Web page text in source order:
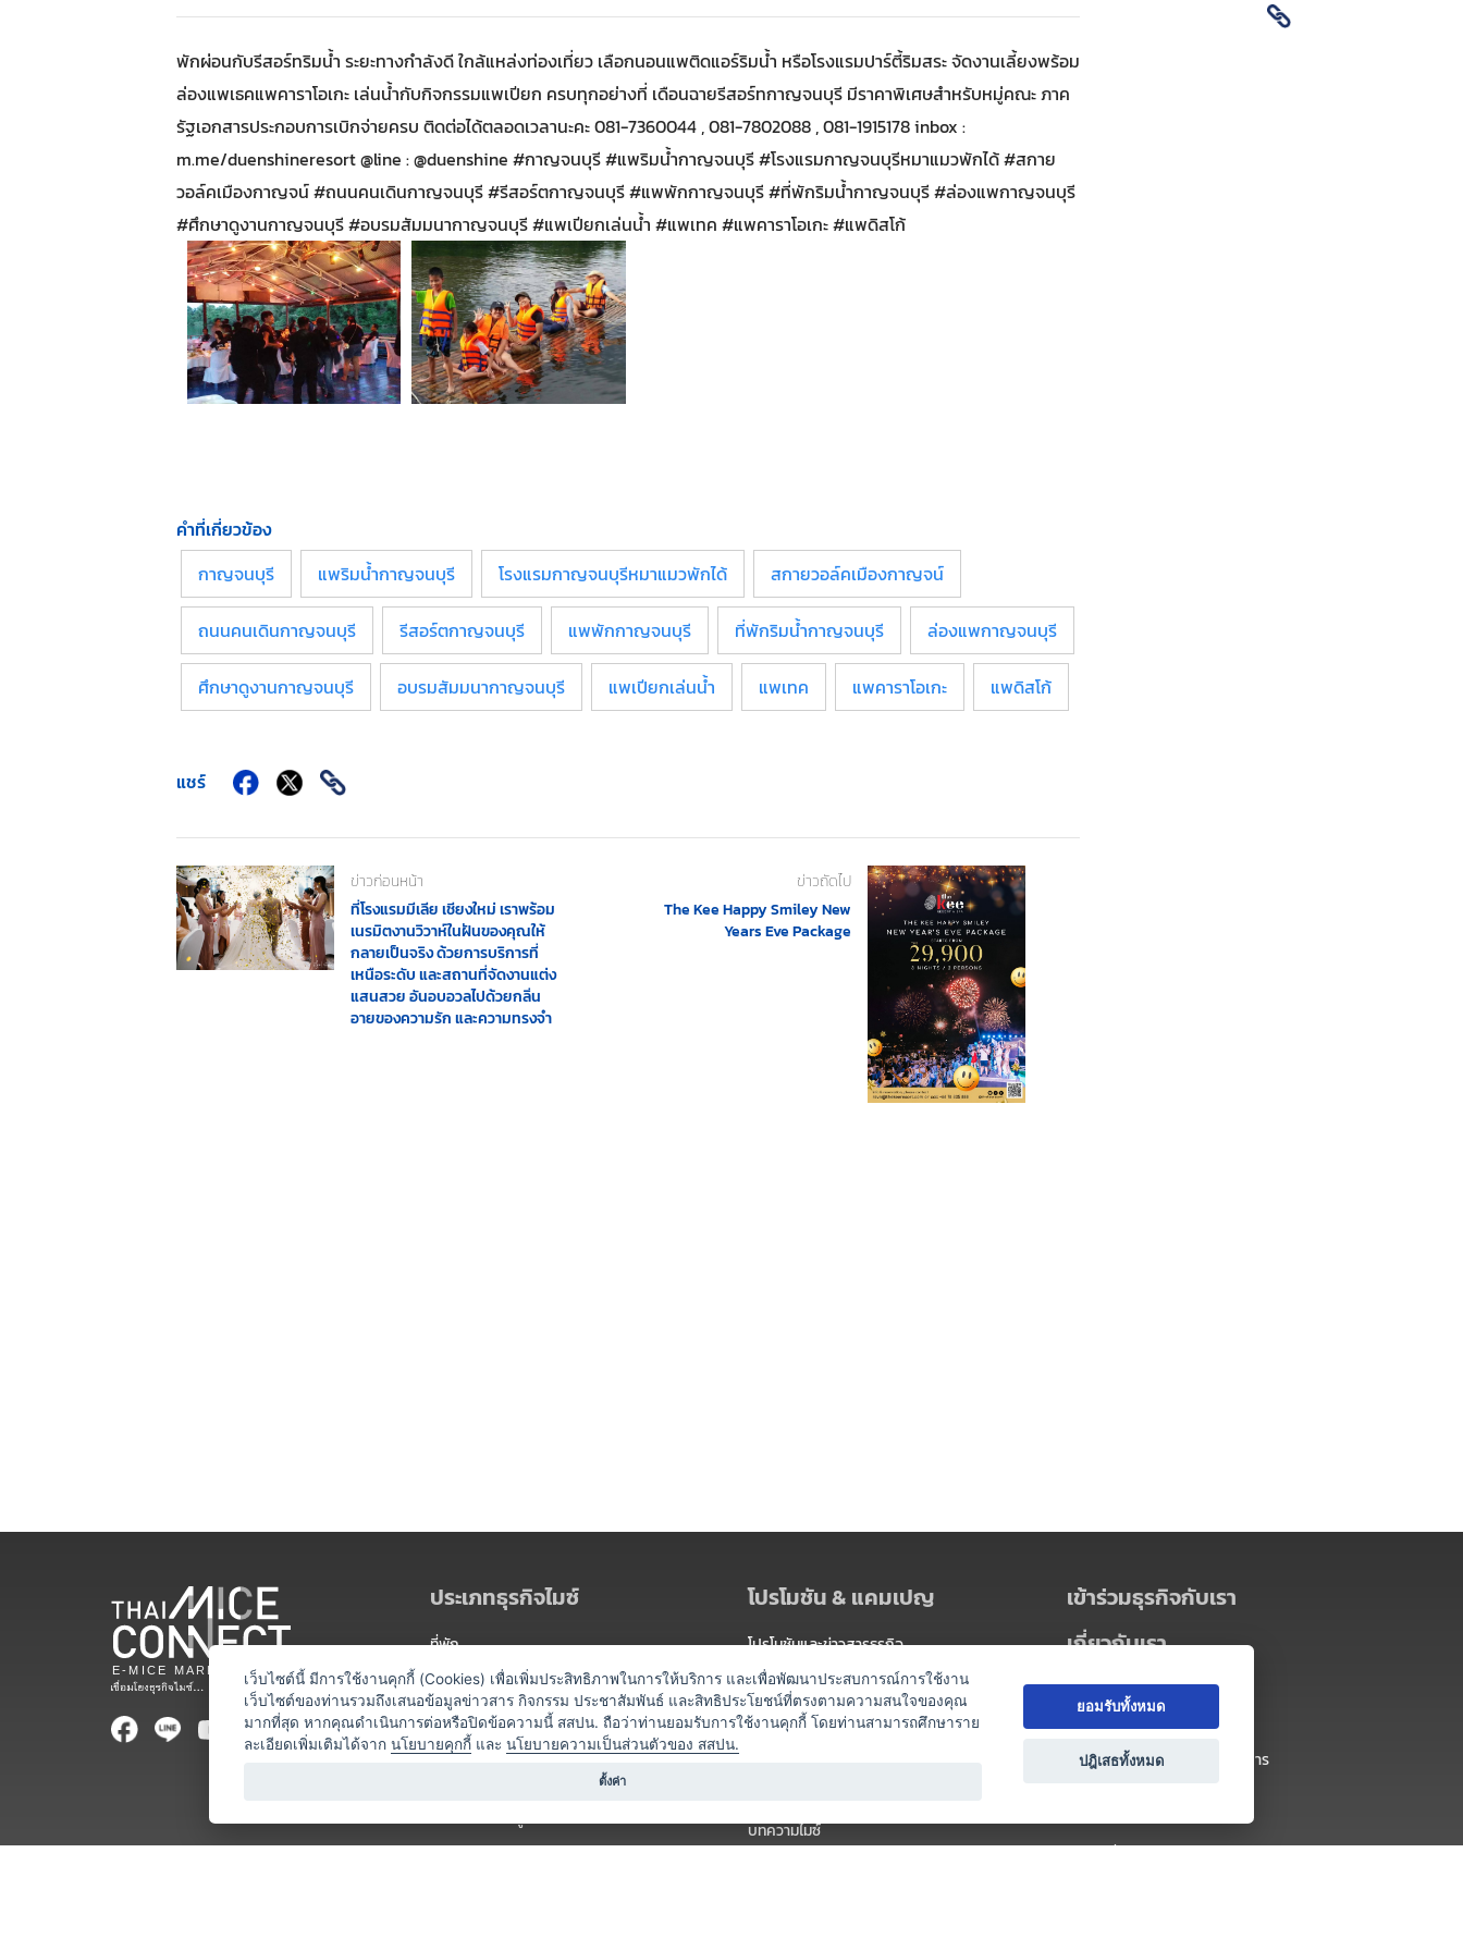
พักผ่อนกับรีสอร์ทริมน้ำ ระยะทางกำลังดี ใกล้แหล่งท่องเที่ยว เลือกนอนแพติดแอร์ริมน้ำ หรือโรงแรมปาร์ตี้ริมสระ จัดงานเลี้ยงพร้อม
ล่องแพเธคแพคาราโอเกะ เล่นน้ำกับกิจกรรมแพเปียก ครบทุกอย่างที่ เดือนฉายรีสอร์ทกาญจนบุรี มีราคาพิเศษสำหรับหมู่คณะ ภาค
รัฐเอกสารประกอบการเบิกจ่ายครบ ติดต่อได้ตลอดเวลานะคะ 081-7360044 , 081-7802088 , 081-1915178 inbox :
m.me/duenshineresort @line : @duenshine #กาญจนบุรี #แพริมน้ำกาญจนบุรี #โรงแรมกาญจนบุรีหมาแมวพักได้ #สกาย
วอล์คเมืองกาญจน์ #ถนนคนเดินกาญจนบุรี #รีสอร์ตกาญจนบุรี #แพพักกาญจนบุรี #ที่พักริมน้ำกาญจนบุรี #ล่องแพกาญจนบุรี
#ศึกษาดูงานกาญจนบุรี #อบรมสัมมนากาญจนบุรี #แพเปียกเล่นน้ำ #แพเทค #แพคาราโอเกะ #แพดิสโก้
คำที่เกี่ยวข้อง
กาญจนบุรี
แพริมน้ำกาญจนบุรี โรงแรมกาญจนบุรีหมาแมวพักได้ สกายวอล์คเมืองกาญจน์
ถนนคนเดินกาญจนบุรี รีสอร์ตกาญจนบุรี แพพักกาญจนบุรี ที่พักริมน้ำกาญจนบุรี ล่องแพกาญจนบุรี
ศึกษาดูงานกาญจนบุรี อบรมสัมมนากาญจนบุรี แพเปียกเล่นน้ำ แพเทค แพคาราโอเกะ แพดิสโก้
แชร์
ข่าวก่อนหน้า
ที่โรงแรมมีเลีย เชียงใหม่ เราพร้อม
เนรมิตงานวิวาห์ในฝันของคุณให้
กลายเป็นจริง ด้วยการบริการที่
เหนือระดับ และสถานที่จัดงานแต่ง
แสนสวย อันอบอวลไปด้วยกลิ่น
อายของความรัก และความทรงจำ
ข่าวถัดไป
The Kee Happy Smiley New
Years Eve Package
ประเภทธุรกิจไมซ์
ที่พัก
สถานที่จัดงาน
ท่องเที่ยว / นำเที่ยว
ออแกไนเซอร์
บริการสำหรับผู้จัดงาน
โปรโมชัน & แคมเปญ
โปรโมชันและข่าวสารธุรกิจ
แพ็กเกจ
แคมเปญ
บทความไมซ์
เข้าร่วมธุรกิจกับเรา
เกี่ยวกับเรา
เกี่ยวกับ Thai MICE Connect
นโยบายความเป็นส่วนตัว
ข้อตกลง และเงื่อนไขการใช้บริการ
เว็บไซต์นี้ มีการใช้งานคุกกี้ (Cookies) เพื่อเพิ่มประสิทธิภาพในการให้บริการ และเพื่อพัฒนาประสบการณ์การใช้งาน
เว็บไซต์ของท่านรวมถึงเสนอข้อมูลข่าวสาร กิจกรรม ประชาสัมพันธ์ และสิทธิประโยชน์ที่ตรงตามความสนใจของคุณ
มากที่สุด หากคุณดำเนินการต่อหรือปิดข้อความนี้ สสปน. ถือว่าท่านยอมรับการใช้งานคุกกี้ โดยท่านสามารถศึกษาราย
ละเอียดเพิ่มเติมได้จาก นโยบายคุกกี้ และ นโยบายความเป็นส่วนตัวของ สสปน.
ตั้งค่า
ยอมรับทั้งหมด
ปฎิเสธทั้งหมด